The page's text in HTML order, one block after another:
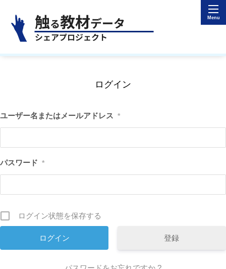
ログイン
ユーザー名またはメールアドレス *
パスワード *
ログイン状態を保存する
登録